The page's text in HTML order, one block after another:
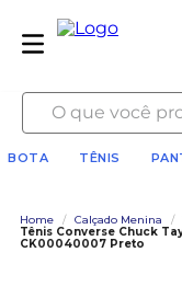
O que você
BOTA TÊNIS
Home / Calçado Menina /
Tênis Converse Chuck
CK00040007 Preto